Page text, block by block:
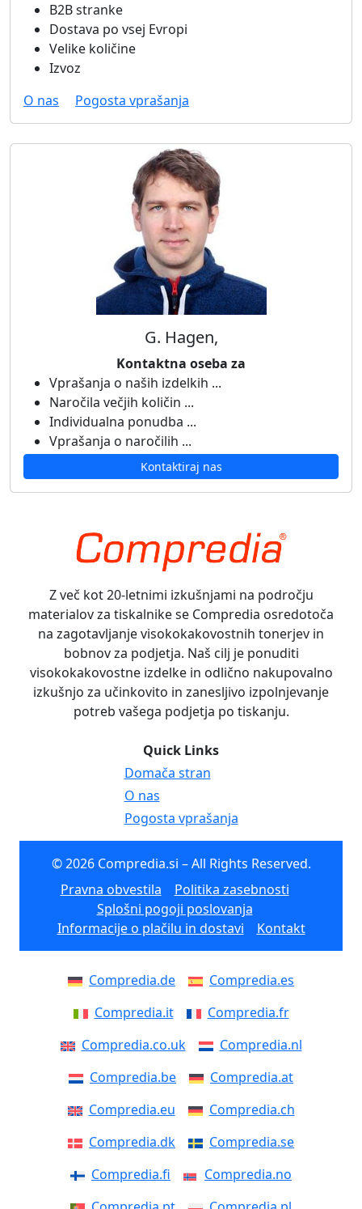
B2B stranke
Dostava po vsej Evropi
Velike količine
Izvoz
O nas
Pogosta vprašanja
G. Hagen,
Kontaktna oseba za
Vprašanja o naših izdelkih ...
Naročila večjih količin ...
Individualna ponudba ...
Vprašanja o naročilih ...
Kontaktiraj nas
Z več kot 20-letnimi izkušnjami na področju
materialov za tiskalnike se Compredia osredotoča
na zagotavljanje visokokakovostnih tonerjev in
bobnov za podjetja. Naš cilj je ponuditi
visokokakovostne izdelke in odlično nakupovalno
izkušnjo za učinkovito in zanesljivo izpolnjevanje
potreb vašega podjetja po tiskanju.
Quick Links
Domača stran
O nas
Pogosta vprašanja
© 2026 Compredia.si – All Rights Reserved.
Pravna obvestila
Politika zasebnosti
Splošni pogoji poslovanja
Informacije o plačilu in dostavi
Kontakt
Compredia.de
Compredia.es
Compredia.it
Compredia.fr
Compredia.co.uk
Compredia.nl
Compredia.be
Compredia.at
Compredia.eu
Compredia.ch
Compredia.dk
Compredia.se
Compredia.fi
Compredia.no